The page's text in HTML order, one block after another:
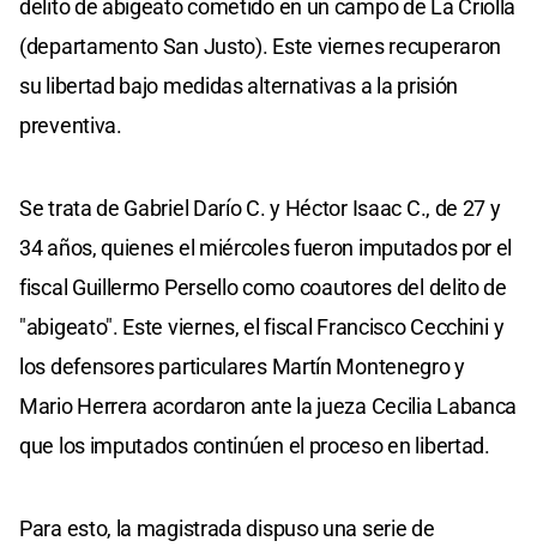
delito de abigeato cometido en un campo de La Criolla
(departamento San Justo). Este viernes recuperaron
su libertad bajo medidas alternativas a la prisión
preventiva.
Se trata de Gabriel Darío C. y Héctor Isaac C., de 27 y
34 años, quienes el miércoles fueron imputados por el
fiscal Guillermo Persello como coautores del delito de
"abigeato". Este viernes, el fiscal Francisco Cecchini y
los defensores particulares Martín Montenegro y
Mario Herrera acordaron ante la jueza Cecilia Labanca
que los imputados continúen el proceso en libertad.
Para esto, la magistrada dispuso una serie de